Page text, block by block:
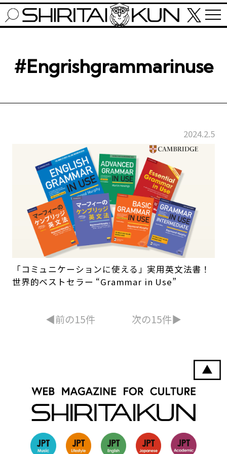
#Engrishgrammarinuse
2024.2.5
「コミュニケーションに使える」実用英文法書！
世界的ベストセラー “Grammar in Use”
◀︎前の15件 次の15件▶︎